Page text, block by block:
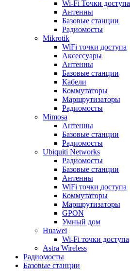
Wi-Fi Точки доступа
Антенны
Базовые станции
Радиомосты
Mikrotik
WiFi точки доступа
Аксессуары
Антенны
Базовые станции
Кабели
Коммутаторы
Маршрутизаторы
Радиомосты
Mimosa
Антенны
Базовые станции
Радиомосты
Ubiquiti Networks
Радиомосты
Базовые станции
Антенны
WiFi точки доступа
Коммутаторы
Маршрутизаторы
GPON
Умный дом
Huawei
Wi-Fi точки доступа
Astra Wireless
Радиомосты
Базовые станции